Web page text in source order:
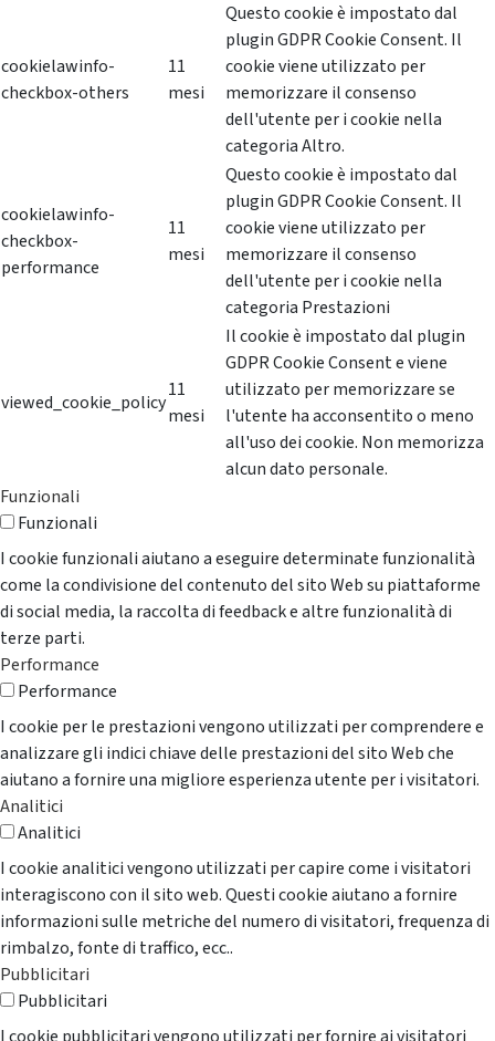
cookielawinfo-
checkbox-others
11
mesi
Questo cookie è impostato dal
plugin GDPR Cookie Consent. Il
cookie viene utilizzato per
memorizzare il consenso
dell'utente per i cookie nella
categoria Altro.
cookielawinfo-
checkbox-
performance
11
mesi
Questo cookie è impostato dal
plugin GDPR Cookie Consent. Il
cookie viene utilizzato per
memorizzare il consenso
dell'utente per i cookie nella
categoria Prestazioni
viewed_cookie_policy
11
mesi
Il cookie è impostato dal plugin
GDPR Cookie Consent e viene
utilizzato per memorizzare se
l'utente ha acconsentito o meno
all'uso dei cookie. Non memorizza
alcun dato personale.
Funzionali
Funzionali
I cookie funzionali aiutano a eseguire determinate funzionalità
come la condivisione del contenuto del sito Web su piattaforme
di social media, la raccolta di feedback e altre funzionalità di
terze parti.
Performance
Performance
I cookie per le prestazioni vengono utilizzati per comprendere e
analizzare gli indici chiave delle prestazioni del sito Web che
aiutano a fornire una migliore esperienza utente per i visitatori.
Analitici
Analitici
I cookie analitici vengono utilizzati per capire come i visitatori
interagiscono con il sito web. Questi cookie aiutano a fornire
informazioni sulle metriche del numero di visitatori, frequenza di
rimbalzo, fonte di traffico, ecc..
Pubblicitari
Pubblicitari